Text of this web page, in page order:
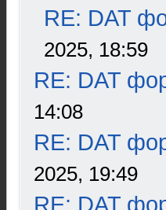
RE: DAT
2025, 18:59
RE: DAT
14:08
RE: DAT
2025, 19:49
RE: DAT